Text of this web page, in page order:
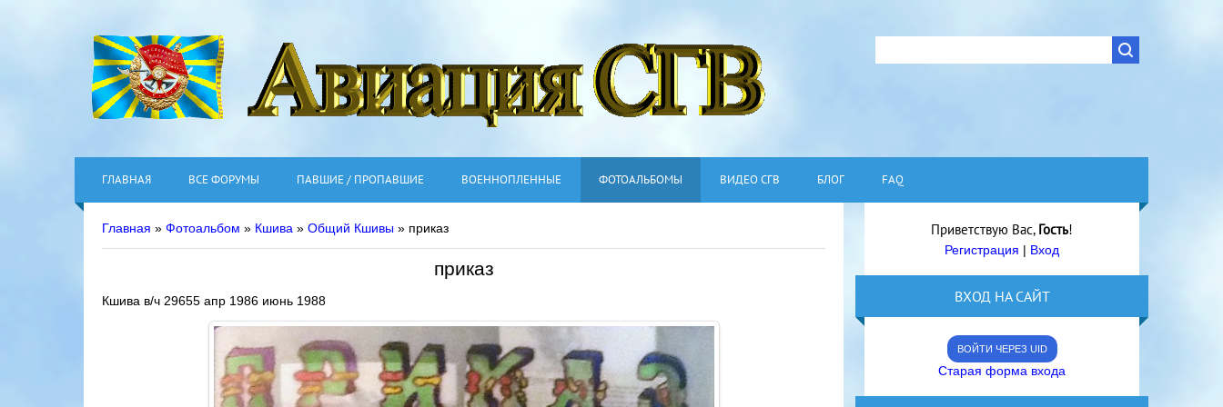
ГЛАВНАЯ ВСЕ ФОРУМЫ ПАВШИЕ / ПРОПАВШИЕ ВОЕННОПЛЕННЫЕ ФОТОАЛЬБОМЫ ВИДЕО СГВ БЛОГ FAQ
Главная » Фотоальбом » Кшива » Общий Кшивы » приказ
приказ
Кшива в/ч 29655 апр 1986 июнь 1988
Приветствую Вас, Гость!
Регистрация | Вход
ВХОД НА САЙТ
ВОЙТИ ЧЕРЕЗ UID
Старая форма входа